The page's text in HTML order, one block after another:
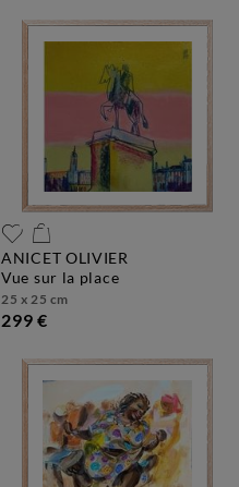
ANICET OLIVIER
vue sur la place
25 x 25 cm
299 €